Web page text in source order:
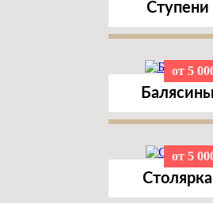
Ступени
от 5
Балясины
от 5
Столярка